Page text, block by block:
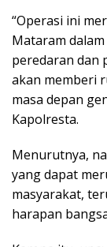
“Operasi ini
Mataram
peredaran dan
akan memberi
masa depan
Kapolresta.
Menurutnya,
yang dapat
masyarakat,
harapan